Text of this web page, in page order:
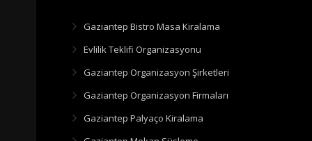
Gaziantep Bistro Masa Kiralama
Evlilik Teklifi Organizasyonu
Gaziantep Organizasyon Şirketleri
Gaziantep Organizasyon Firmaları
Gaziantep Palyaço Kiralama